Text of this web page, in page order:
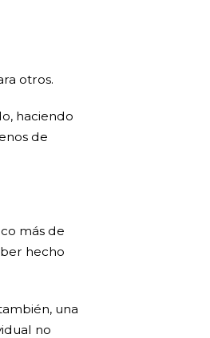
otros.
haciendo
de
más de
hecho
una
no